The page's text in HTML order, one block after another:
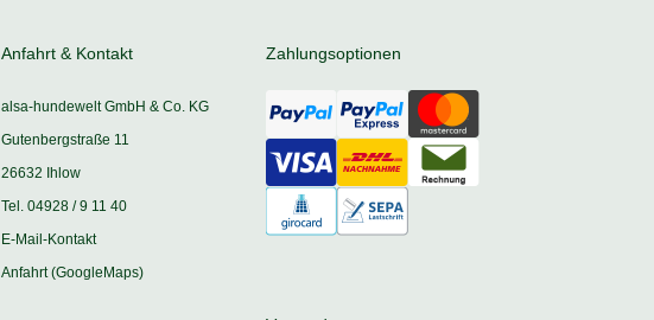
Anfahrt & Kontakt
alsa-hundewelt GmbH & Co. KG
Gutenbergstraße 11
26632 Ihlow
Tel. 04928 / 9 11 40
E-Mail-Kontakt
Anfahrt (GoogleMaps)
Zahlungsoptionen